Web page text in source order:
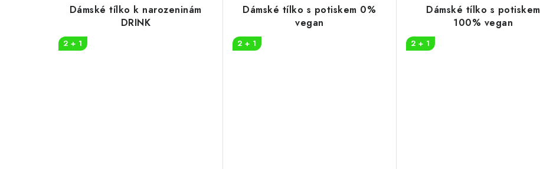
Dámské tílko k narozeninám
DRINK
2 + 1
Dámské tílko s potiskem 0%
vegan
2 + 1
Dámské tílko s potiskem
100% vegan
2 + 1